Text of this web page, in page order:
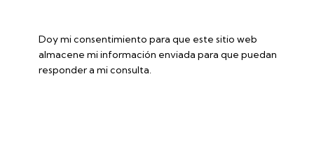
Doy mi consentimiento para que este sitio web
almacene mi información enviada para que puedan
responder a mi consulta.